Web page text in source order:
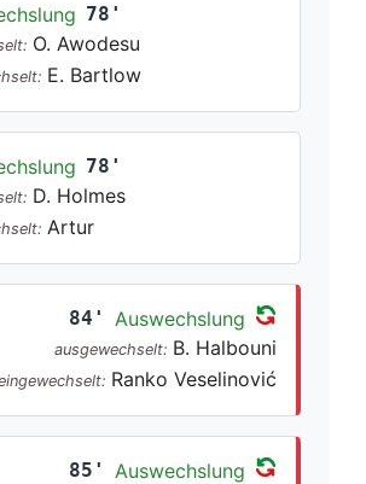
78'
O. Awodesu
E. Bartlow
78'
D. Holmes
Artur
84' Auswechslung
ausgewechselt: B. Halbouni
Ranko Veselinović
85' Auswechslung